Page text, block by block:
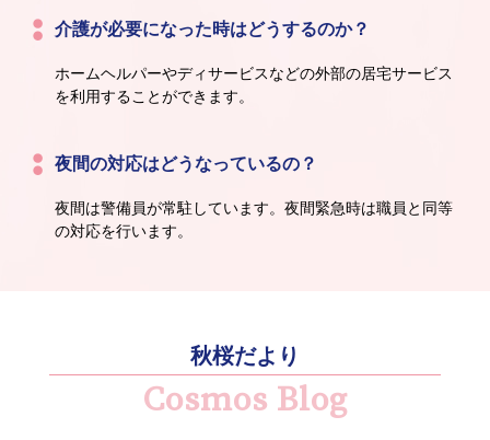
介護が必要になった時はどうするのか？
ホームヘルパーやディサービスなどの外部の居宅サービス
を利用することができます。
夜間の対応はどうなっているの？
夜間は警備員が常駐しています。夜間緊急時は職員と同等
の対応を行います。
秋桜だより
Cosmos Blog